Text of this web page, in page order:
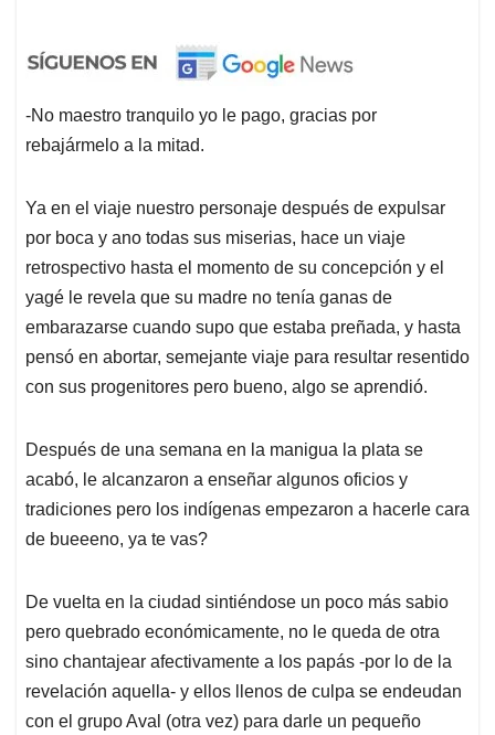
-No maestro tranquilo yo le pago, gracias por
rebajármelo a la mitad.
Ya en el viaje nuestro personaje después de expulsar
por boca y ano todas sus miserias, hace un viaje
retrospectivo hasta el momento de su concepción y el
yagé le revela que su madre no tenía ganas de
embarazarse cuando supo que estaba preñada, y hasta
pensó en abortar, semejante viaje para resultar resentido
con sus progenitores pero bueno, algo se aprendió.
Después de una semana en la manigua la plata se
acabó, le alcanzaron a enseñar algunos oficios y
tradiciones pero los indígenas empezaron a hacerle cara
de bueeeno, ya te vas?
De vuelta en la ciudad sintiéndose un poco más sabio
pero quebrado económicamente, no le queda de otra
sino chantajear afectivamente a los papás -por lo de la
revelación aquella- y ellos llenos de culpa se endeudan
con el grupo Aval (otra vez) para darle un pequeño